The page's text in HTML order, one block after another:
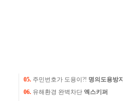
05. 주민번호가 도용이?! 명의도용방지
06. 유해환경 완벽차단 엑스키퍼